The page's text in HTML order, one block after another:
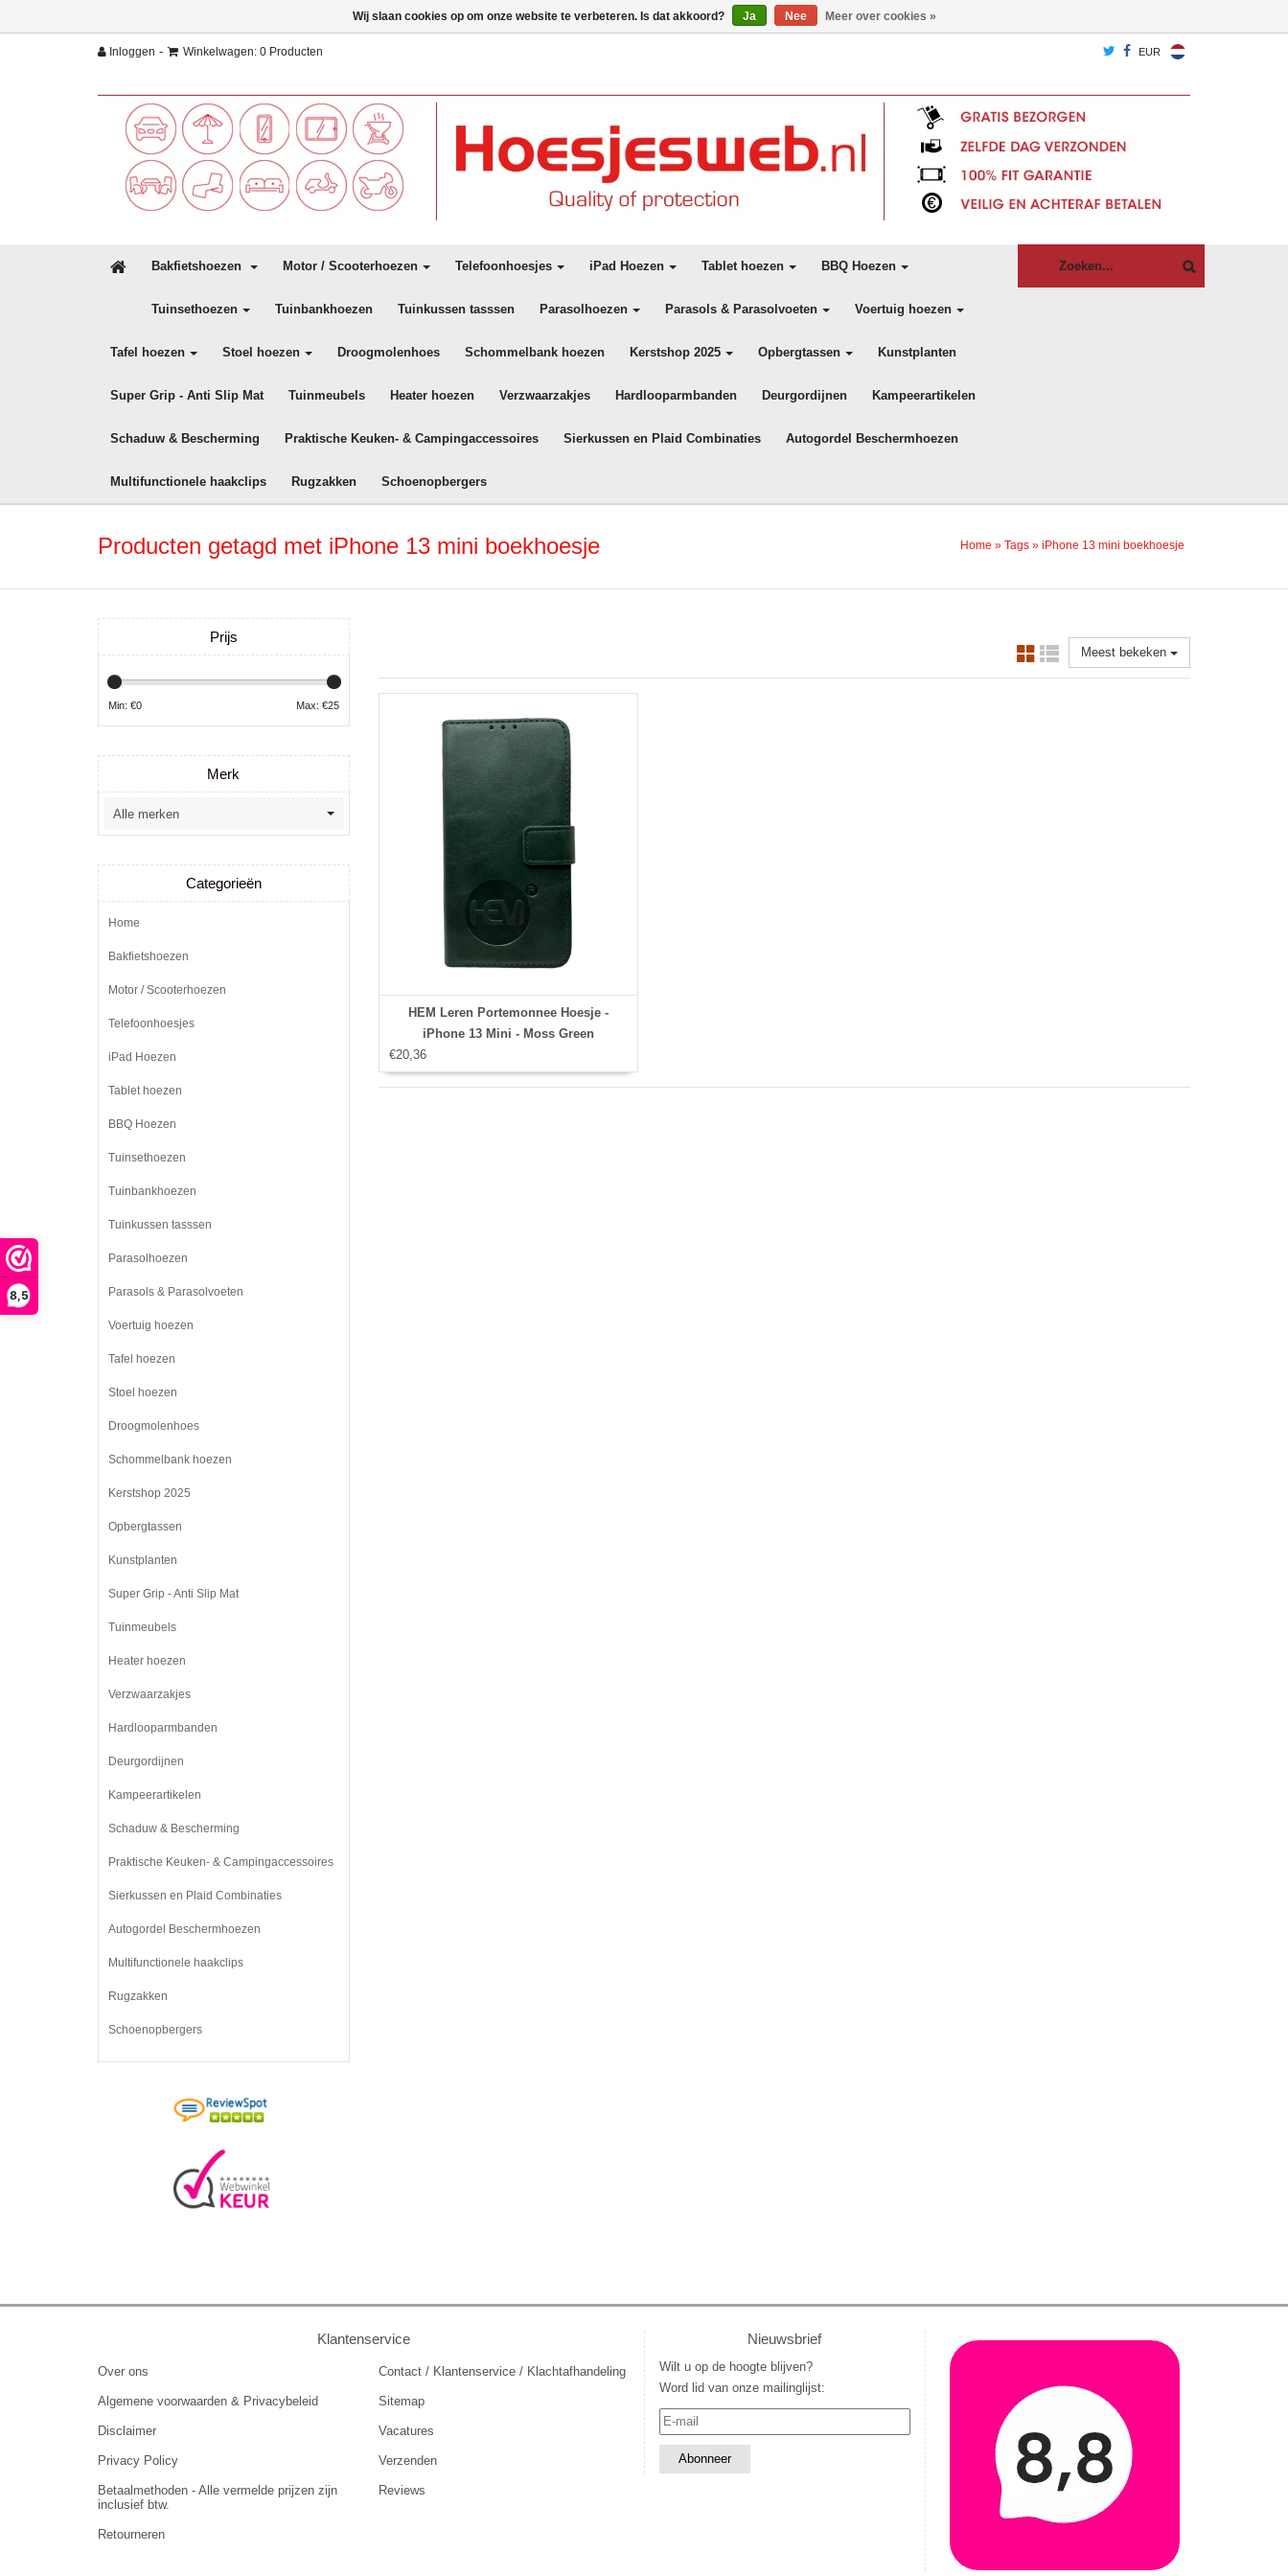
8,5
Inloggen - Winkelwagen: 0 Producten EUR
Bakfietshoezen Motor / Scooterhoezen Telefoonhoesjes iPad Hoezen Tablet hoezen BBQ Hoezen
Tuinsethoezen Tuinbankhoezen Tuinkussen tasssen Parasolhoezen Parasols & Parasolvoeten Voertuig hoezen
Tafel hoezen Stoel hoezen Droogmolenhoes Schommelbank hoezen Kerstshop 2025 Opbergtassen Kunstplanten
Super Grip - Anti Slip Mat Tuinmeubels Heater hoezen Verzwaarzakjes Hardlooparmbanden Deurgordijnen Kampeerartikelen
Schaduw & Bescherming Praktische Keuken- & Campingaccessoires Sierkussen en Plaid Combinaties Autogordel Beschermhoezen
Multifunctionele haakclips Rugzakken Schoenopbergers
Producten getagd met iPhone 13 mini boekhoesje Home » Tags » iPhone 13 mini boekhoesje
Meest bekeken
HEM Leren Portemonnee Hoesje -
iPhone 13 Mini - Moss Green
€20,36
Prijs
Min: €0 Max: €25
Merk
Categorieën
Home
Bakfietshoezen
Motor / Scooterhoezen
Telefoonhoesjes
iPad Hoezen
Tablet hoezen
BBQ Hoezen
Tuinsethoezen
Tuinbankhoezen
Tuinkussen tasssen
Parasolhoezen
Parasols & Parasolvoeten
Voertuig hoezen
Tafel hoezen
Stoel hoezen
Droogmolenhoes
Schommelbank hoezen
Kerstshop 2025
Opbergtassen
Kunstplanten
Super Grip - Anti Slip Mat
Tuinmeubels
Heater hoezen
Verzwaarzakjes
Hardlooparmbanden
Deurgordijnen
Kampeerartikelen
Schaduw & Bescherming
Praktische Keuken- & Campingaccessoires
Sierkussen en Plaid Combinaties
Autogordel Beschermhoezen
Multifunctionele haakclips
Rugzakken
Schoenopbergers
Klantenservice
Over ons
Algemene voorwaarden & Privacybeleid
Disclaimer
Privacy Policy
Betaalmethoden - Alle vermelde prijzen zijn
inclusief btw.
Retourneren
Contact / Klantenservice / Klachtafhandeling
Sitemap
Vacatures
Verzenden
Reviews
Nieuwsbrief
Wilt u op de hoogte blijven?
Word lid van onze mailinglijst:
Wij slaan cookies op om onze website te verbeteren. Is dat akkoord? Ja Nee Meer over cookies »